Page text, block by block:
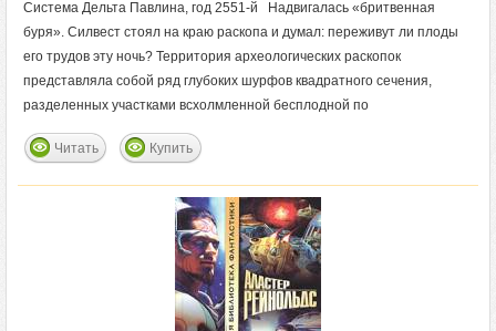
Система Дельта Павлина, год 2551-й Надвигалась «бритвенная
буря». Силвест стоял на краю раскопа и думал: переживут ли плоды
его трудов эту ночь? Территория археологических раскопок
представляла собой ряд глубоких шурфов квадратного сечения,
разделенных участками всхолмленной бесплодной по
Читать Купить